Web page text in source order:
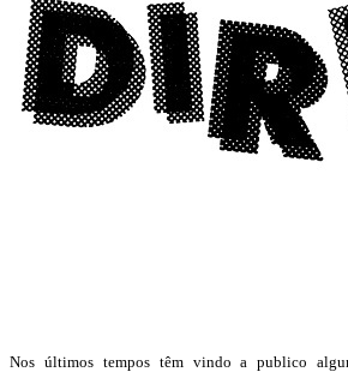
Nos últimos tempos têm vindo a publico